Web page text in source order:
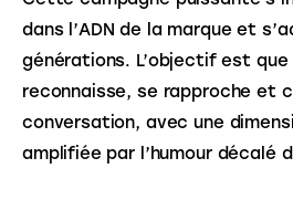
dans l’ADN de la marque et
générations. L’objectif est
reconnaisse, se rapproche et
conversation, avec une
amplifiée par l’humour décalé